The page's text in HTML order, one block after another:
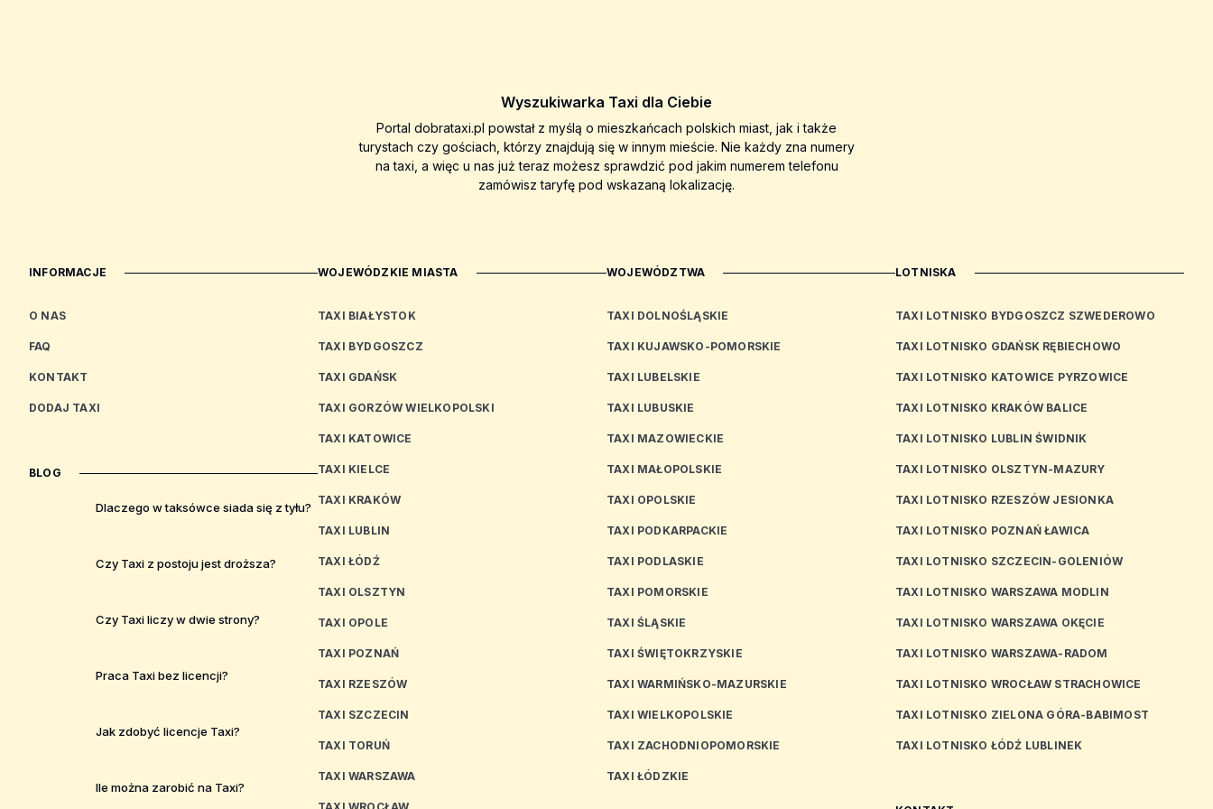
Wyszukiwarka Taxi dla Ciebie
Portal dobrataxi.pl powstał z myślą o mieszkańcach polskich miast, jak i także
turystach czy gościach, którzy znajdują się w innym mieście. Nie każdy zna numery
na taxi, a więc u nas już teraz możesz sprawdzić pod jakim numerem telefonu
zamówisz taryfę pod wskazaną lokalizację.
INFORMACJE
O NAS
FAQ
KONTAKT
DODAJ TAXI
BLOG
Dlaczego w taksówce siada się z tyłu?
Czy Taxi z postoju jest droższa?
Czy Taxi liczy w dwie strony?
Praca Taxi bez licencji?
Jak zdobyć licencje Taxi?
Ile można zarobić na Taxi?
WOJEWÓDZKIE MIASTA
TAXI BIAŁYSTOK
TAXI BYDGOSZCZ
TAXI GDAŃSK
TAXI GORZÓW WIELKOPOLSKI
TAXI KATOWICE
TAXI KIELCE
TAXI KRAKÓW
TAXI LUBLIN
TAXI ŁÓDŹ
TAXI OLSZTYN
TAXI OPOLE
TAXI POZNAŃ
TAXI RZESZÓW
TAXI SZCZECIN
TAXI TORUŃ
TAXI WARSZAWA
WOJEWÓDZTWA
TAXI DOLNOŚLĄSKIE
TAXI KUJAWSKO-POMORSKIE
TAXI LUBELSKIE
TAXI LUBUSKIE
TAXI MAZOWIECKIE
TAXI MAŁOPOLSKIE
TAXI OPOLSKIE
TAXI PODKARPACKIE
TAXI PODLASKIE
TAXI POMORSKIE
TAXI ŚLĄSKIE
TAXI ŚWIĘTOKRZYSKIE
TAXI WARMIŃSKO-MAZURSKIE
TAXI WIELKOPOLSKIE
TAXI ZACHODNIOPOMORSKIE
TAXI ŁÓDZKIE
LOTNISKA
TAXI LOTNISKO BYDGOSZCZ SZWEDEROWO
TAXI LOTNISKO GDAŃSK RĘBIECHOWO
TAXI LOTNISKO KATOWICE PYRZOWICE
TAXI LOTNISKO KRAKÓW BALICE
TAXI LOTNISKO LUBLIN ŚWIDNIK
TAXI LOTNISKO OLSZTYN-MAZURY
TAXI LOTNISKO RZESZÓW JESIONKA
TAXI LOTNISKO POZNAŃ ŁAWICA
TAXI LOTNISKO SZCZECIN-GOLENIÓW
TAXI LOTNISKO WARSZAWA MODLIN
TAXI LOTNISKO WARSZAWA OKĘCIE
TAXI LOTNISKO WARSZAWA-RADOM
TAXI LOTNISKO WROCŁAW STRACHOWICE
TAXI LOTNISKO ZIELONA GÓRA-BABIMOST
TAXI LOTNISKO ŁÓDŹ LUBLINEK